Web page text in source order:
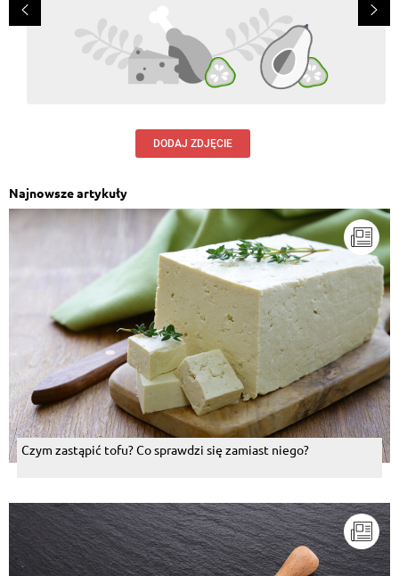
DODAJ ZDJĘCIE
Najnowsze artykuły
Czym zastąpić tofu? Co sprawdzi się zamiast niego?